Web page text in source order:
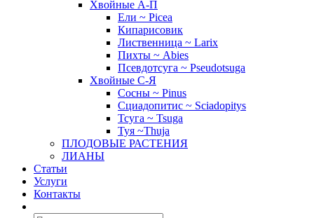
Хвойные А-П
Ели ~ Picea
Кипарисовик
Лиственница ~ Larix
Пихты ~ Abies
Псевдотсуга ~ Pseudotsuga
Хвойные С-Я
Сосны ~ Pinus
Сциадопитис ~ Sciadopitys
Тсуга ~ Tsuga
Туя ~Thuja
ПЛОДОВЫЕ РАСТЕНИЯ
ЛИАНЫ
Статьи
Услуги
Контакты